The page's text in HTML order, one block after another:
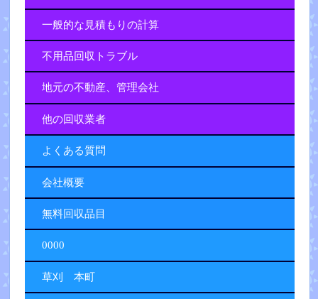
一般的な見積もりの計算
不用品回収トラブル
地元の不動産、管理会社
他の回収業者
よくある質問
会社概要
無料回収品目
0000
草刈 本町